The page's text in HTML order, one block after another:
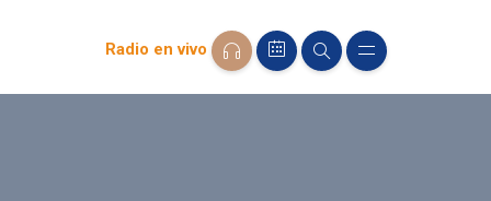
Radio en vivo